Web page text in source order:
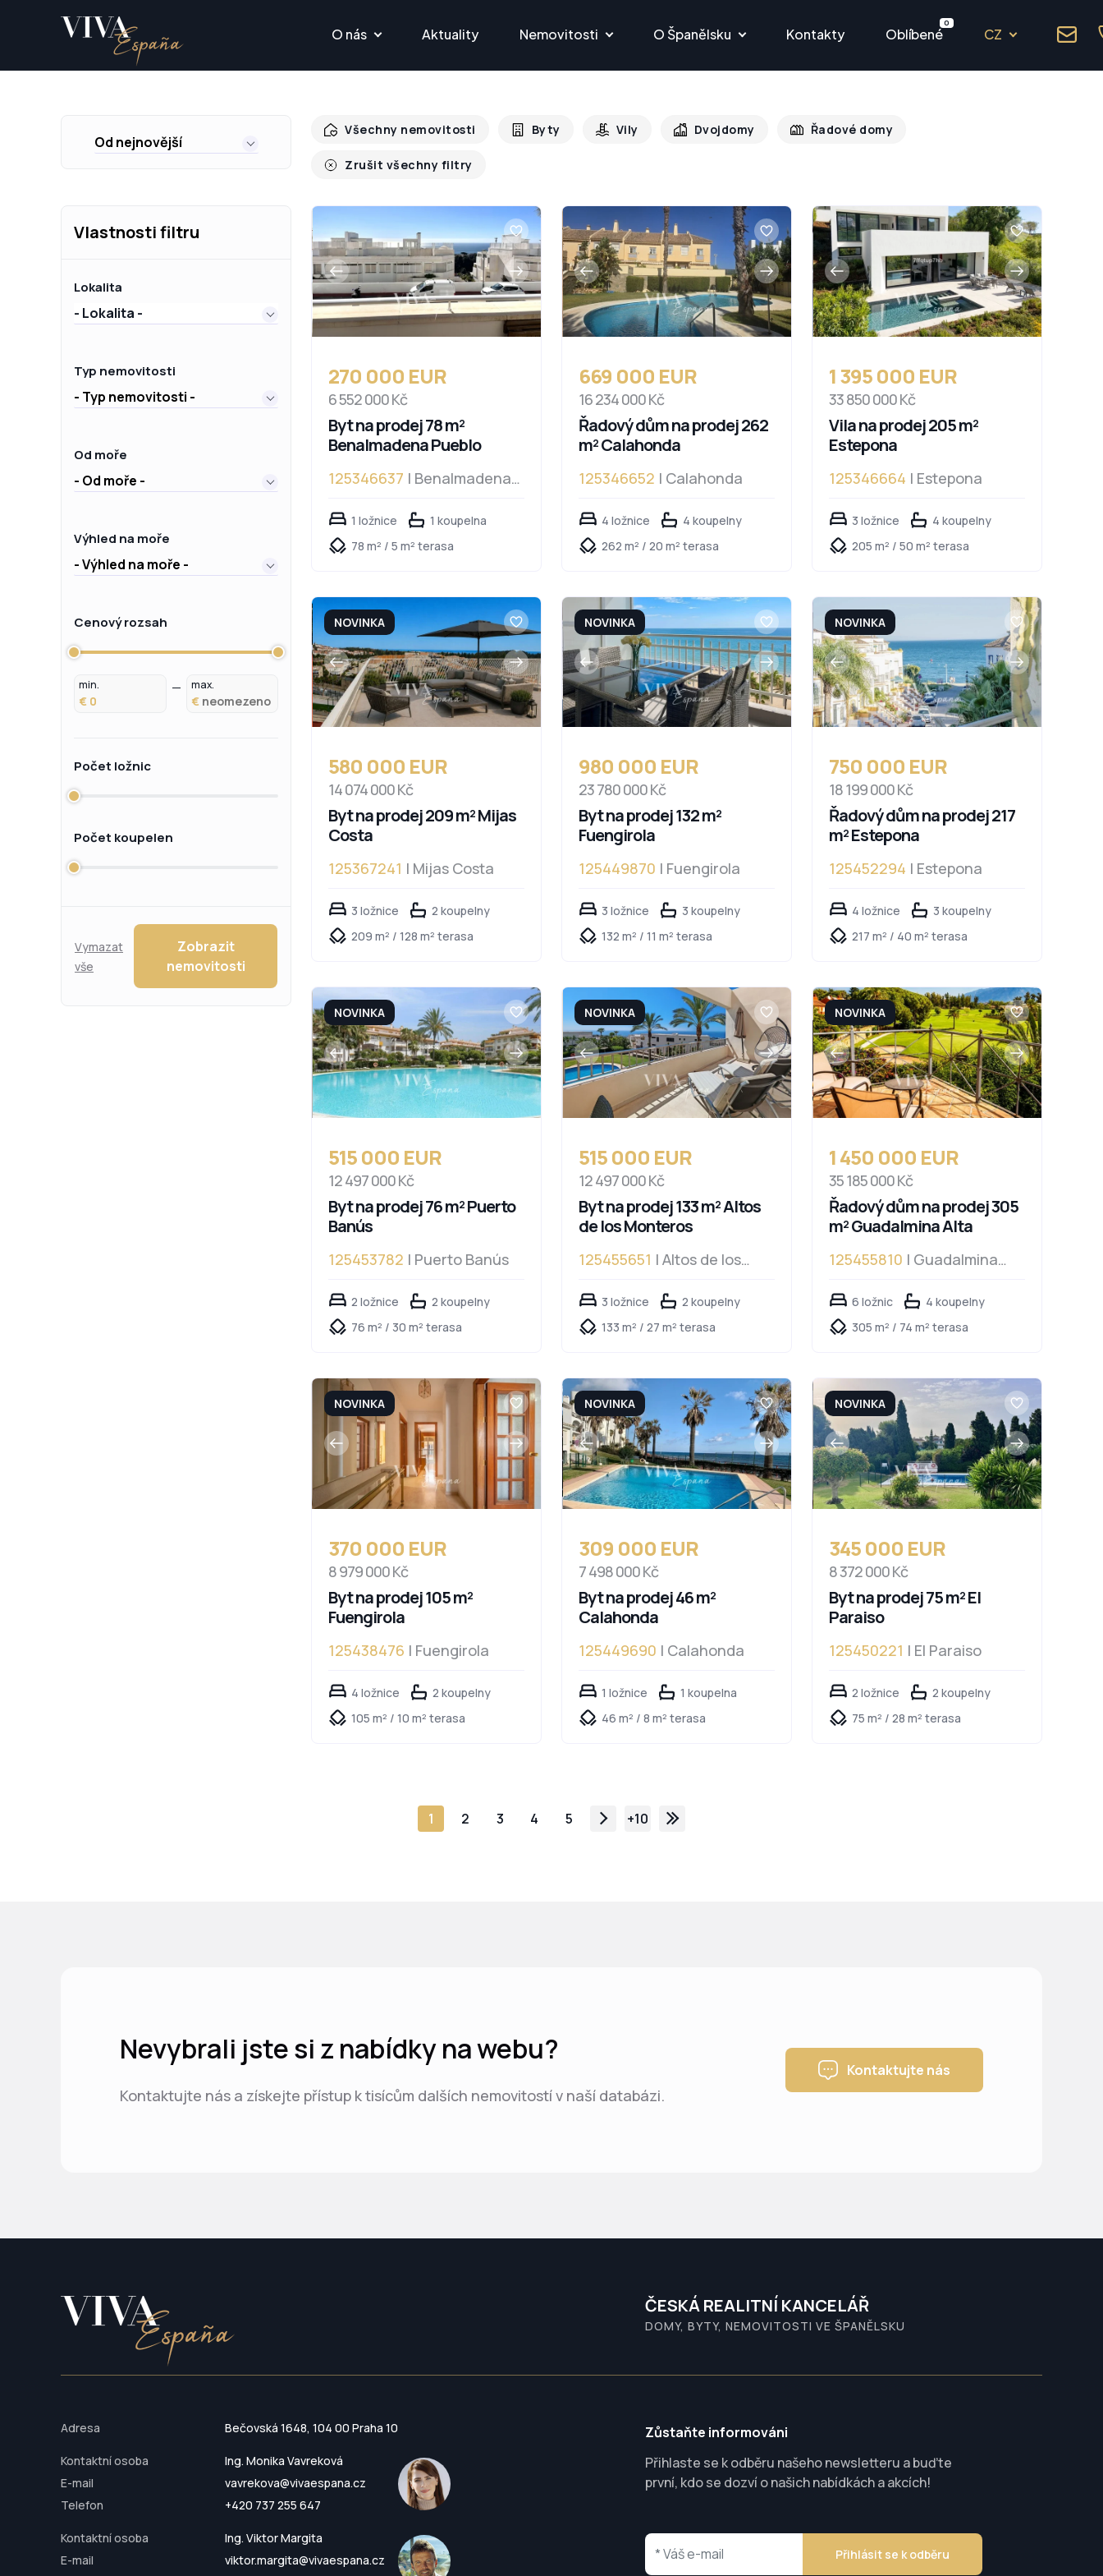
O nás Aktuality Nemovitosti O Španělsku Kontakty Oblíbené
0
CZ
Od nejnovější
Všechny nemovitosti Byty Vily Dvojdomy Řadové domy
Zrušit všechny filtry
Vlastnosti filtru
Lokalita
- Lokalita -
Typ nemovitosti
- Typ nemovitosti -
Od moře
- Od moře -
Výhled na moře
- Výhled na moře -
Cenový rozsah
min.
€
max.
€
Počet ložnic
Počet koupelen
Vymazat
vše
Zobrazit
nemovitosti
270 000 EUR
6 552 000 Kč
Byt na prodej 78 m²
Benalmadena Pueblo
125346637 | Benalmadena
1 ložnice
1 koupelna
78 m² / 5 m² terasa
669 000 EUR
16 234 000 Kč
Řadový dům na prodej 262
m² Calahonda
125346652 | Calahonda
4 ložnice
4 koupelny
262 m² / 20 m² terasa
1 395 000 EUR
33 850 000 Kč
Vila na prodej 205 m²
Estepona
125346664 | Estepona
3 ložnice
4 koupelny
205 m² / 50 m² terasa
NOVINKA
580 000 EUR
14 074 000 Kč
Byt na prodej 209 m² Mijas
Costa
125367241 | Mijas Costa
3 ložnice
2 koupelny
209 m² / 128 m² terasa
NOVINKA
980 000 EUR
23 780 000 Kč
Byt na prodej 132 m²
Fuengirola
125449870 | Fuengirola
3 ložnice
3 koupelny
132 m² / 11 m² terasa
NOVINKA
750 000 EUR
18 199 000 Kč
Řadový dům na prodej 217
m² Estepona
125452294 | Estepona
4 ložnice
3 koupelny
217 m² / 40 m² terasa
NOVINKA
515 000 EUR
12 497 000 Kč
Byt na prodej 76 m² Puerto
Banús
125453782 | Puerto Banús
2 ložnice
2 koupelny
76 m² / 30 m² terasa
NOVINKA
515 000 EUR
12 497 000 Kč
Byt na prodej 133 m² Altos
de los Monteros
125455651 | Altos de los
Monteros
3 ložnice
2 koupelny
133 m² / 27 m² terasa
NOVINKA
1 450 000 EUR
35 185 000 Kč
Řadový dům na prodej 305
m² Guadalmina Alta
125455810 | Guadalmina
6 ložnic
4 koupelny
305 m² / 74 m² terasa
NOVINKA
370 000 EUR
8 979 000 Kč
Byt na prodej 105 m²
Fuengirola
125438476 | Fuengirola
4 ložnice
2 koupelny
105 m² / 10 m² terasa
NOVINKA
309 000 EUR
7 498 000 Kč
Byt na prodej 46 m²
Calahonda
125449690 | Calahonda
1 ložnice
1 koupelna
46 m² / 8 m² terasa
NOVINKA
345 000 EUR
8 372 000 Kč
Byt na prodej 75 m² El
Paraiso
125450221 | El Paraiso
2 ložnice
2 koupelny
75 m² / 28 m² terasa
1 2 3 4 5 +10
Nevybrali jste si z nabídky na webu?
Kontaktujte nás a získejte přístup k tisícům dalších nemovitostí v naší databázi.
Kontaktujte nás
ČESKÁ REALITNÍ KANCELÁŘ
DOMY, BYTY, NEMOVITOSTI VE ŠPANĚLSKU
Adresa Bečovská 1648, 104 00 Praha 10
Kontaktní osoba
Ing. Monika Vavreková
E-mail
vavrekova@vivaespana.cz
Telefon
+420 737 255 647
Kontaktní osoba
Ing. Viktor Margita
E-mail
viktor.margita@vivaespana.cz
Zůstaňte informováni
Přihlaste se k odběru našeho newsletteru a buďte
první, kdo se dozví o našich nabídkách a akcích!
Přihlásit se k odběru